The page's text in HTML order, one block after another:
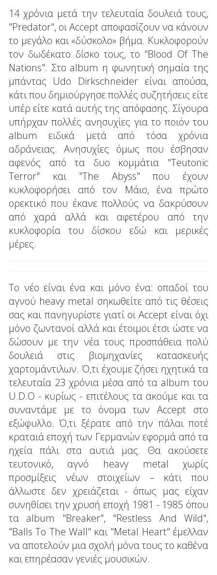
14 χρόνια μετά την τελευταία δουλειά τους,
"Predator", οι Accept αποφασίζουν να κάνουν
το μεγάλο και «δύσκολο» βήμα. Κυκλοφορούν
τον δωδέκατο δίσκο τους, το "Blood Of The
Nations". Στο album η φωνητική σημαία της
μπάντας Udo Dirkschneider είναι απούσα,
κάτι που δημιούργησε πολλές συζητήσεις είτε
υπέρ είτε κατά αυτής της απόφασης. Σίγουρα
υπήρχαν πολλές ανησυχίες για το ποιόν του
album ειδικά μετά από τόσα χρόνια
αδράνειας. Ανησυχίες όμως που έσβησαν
αφενός από τα δυο κομμάτια "Teutonic
Terror" και "The Abyss" που έχουν
κυκλοφορήσει από τον Μάιο, ένα πρώτο
ορεκτικό που έκανε πολλούς να δακρύσουν
από χαρά αλλά και αφετέρου από την
κυκλοφορία του δίσκου εδώ και μερικές
μέρες.
Το νέο είναι ένα και μόνο ένα: οπαδοί του
αγνού heavy metal σηκωθείτε από τις θέσεις
σας και πανηγυρίστε γιατί οι Accept είναι όχι
μόνο ζωντανοί αλλά και έτοιμοι έτσι ώστε να
δώσουν με την νέα τους προσπάθεια πολύ
δουλειά στις βιομηχανίες κατασκευής
χαρτομάντιλων. Ό,τι έχουμε ζήσει ηχητικά τα
τελευταία 23 χρόνια μέσα από τα album του
U.D.O - κυρίως - επιτέλους τα ακούμε και τα
συναντάμε με το όνομα των Accept στο
εξώφυλλο. Ό,τι ξέρατε από την πάλαι ποτέ
κραταιά εποχή των Γερμανών εφορμά από τα
ηχεία πάλι στα αυτιά μας. Θα ακούσετε
τευτονικό, αγνό heavy metal χωρίς
προσμίξεις νέων στοιχείων – κάτι που
άλλωστε δεν χρειάζεται - όπως μας είχαν
συνηθίσει την χρυσή εποχή 1981 - 1985 όπου
τα album "Breaker", "Restless And Wild",
"Balls To The Wall" και "Metal Heart" έμελλαν
να αποτελούν μια σχολή μόνα τους το καθένα
και επηρέασαν γενιές μουσικών.